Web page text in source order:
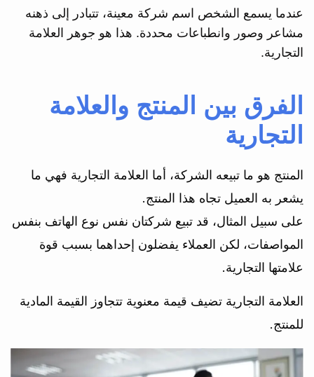
عندما يسمع الشخص اسم شركة معينة، تتبادر إلى ذهنه
مشاعر وصور وانطباعات محددة. هذا هو جوهر العلامة
التجارية.
الفرق بين المنتج والعلامة
التجارية
المنتج هو ما تبيعه الشركة، أما العلامة التجارية فهي ما
يشعر به العميل تجاه هذا المنتج.
على سبيل المثال، قد تبيع شركتان نفس نوع الهاتف بنفس
المواصفات، لكن العملاء يفضلون إحداهما بسبب قوة
علامتها التجارية.
العلامة التجارية تضيف قيمة معنوية تتجاوز القيمة المادية
للمنتج.